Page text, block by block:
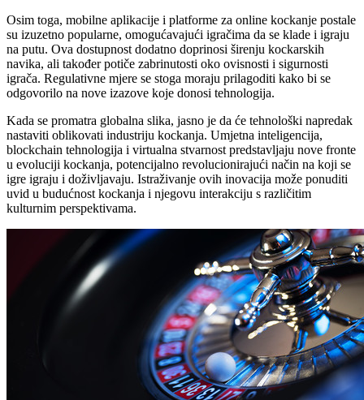
Osim toga, mobilne aplikacije i platforme za online kockanje postale
su izuzetno popularne, omogućavajući igračima da se klade i igraju
na putu. Ova dostupnost dodatno doprinosi širenju kockarskih
navika, ali također potiče zabrinutosti oko ovisnosti i sigurnosti
igrača. Regulativne mjere se stoga moraju prilagoditi kako bi se
odgovorilo na nove izazove koje donosi tehnologija.
Kada se promatra globalna slika, jasno je da će tehnološki napredak
nastaviti oblikovati industriju kockanja. Umjetna inteligencija,
blockchain tehnologija i virtualna stvarnost predstavljaju nove fronte
u evoluciji kockanja, potencijalno revolucionirajući način na koji se
igre igraju i doživljavaju. Istraživanje ovih inovacija može ponuditi
uvid u budućnost kockanja i njegovu interakciju s različitim
kulturnim perspektivama.